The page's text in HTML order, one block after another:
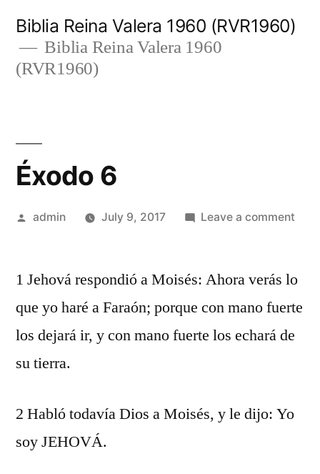
content
Biblia Reina Valera 1960 (RVR1960)
Biblia Reina Valera 1960
(RVR1960)
Éxodo 6
Posted
admin July 9, 2017 Leave a comment
1 Jehová respondió a Moisés: Ahora verás lo
que yo haré a Faraón; porque con mano fuerte
los dejará ir, y con mano fuerte los echará de
su tierra.
2 Habló todavía Dios a Moisés, y le dijo: Yo
soy JEHOVÁ.